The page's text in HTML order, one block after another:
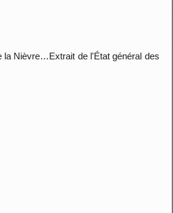
la Nièvre…Extrait de l'État général des